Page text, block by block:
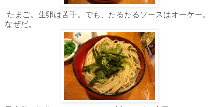
たまご。生卵は苦手。でも、たるたるソースはオーケー。
なぜだ。